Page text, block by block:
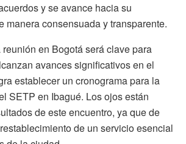
y se avance hacia su
manera consensuada y transparente.
en Bogotá será clave para
avances significativos en el
establecer un cronograma para la
SETP en Ibagué. Los ojos están
de este encuentro, ya que de
de un servicio esencial